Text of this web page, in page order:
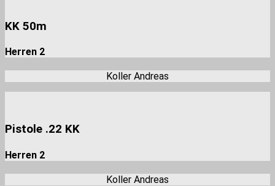
KK 50m
Herren 2
Koller Andreas
Pistole .22 KK
Herren 2
Koller Andreas